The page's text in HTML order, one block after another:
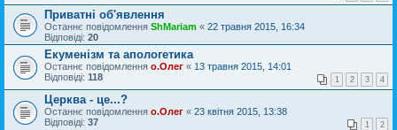
Приватні об'явлення
Останнє повідомлення ShMariam « 22 травня 2015, 16:34
Відповіді: 20
Екуменізм та апологетика
Останнє повідомлення о.Олег « 13 травня 2015, 14:01
Відповіді: 118 1 2 3 4
Церква - це...?
Останнє повідомлення о.Олег « 23 квітня 2015, 13:38
Відповіді: 37 1 2